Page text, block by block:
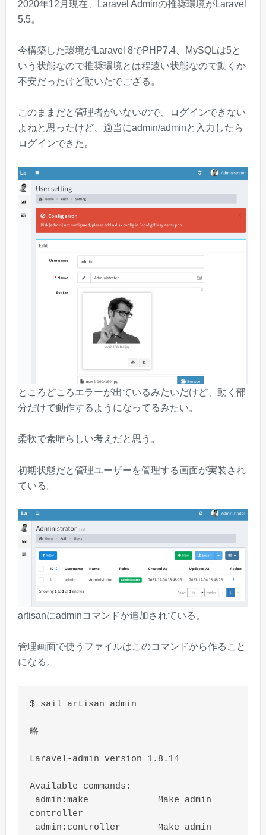
2020年12月現在、Laravel Adminの推奨環境がLaravel
5.5。
今構築した環境がLaravel 8でPHP7.4、MySQLは5と
いう状態なので推奨環境とは程遠い状態なので動くか
不安だったけど動いたでござる。
このままだと管理者がいないので、ログインできない
よねと思ったけど、適当にadmin/adminと入力したら
ログインできた。
ところどころエラーが出ているみたいだけど、動く部
分だけで動作するようになってるみたい。
柔軟で素晴らしい考えだと思う。
初期状態だと管理ユーザーを管理する画面が実装され
ている。
artisanにadminコマンドが追加されている。
管理画面で使うファイルはこのコマンドから作ること
になる。
$ sail artisan admin
略
Laravel-admin version 1.8.14
Available commands:
controller